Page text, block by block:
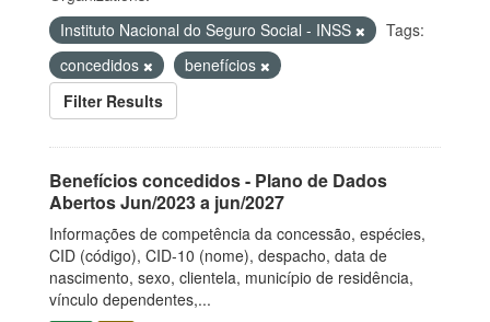
Instituto Nacional do Seguro Social - INSS
Tags:
concedidos
benefícios
Filter Results
Benefícios concedidos - Plano de Dados
Abertos Jun/2023 a jun/2027
Informações de competência da concessão, espécies,
CID (código), CID-10 (nome), despacho, data de
nascimento, sexo, clientela, município de residência,
vínculo dependentes,...